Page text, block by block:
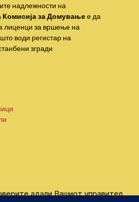
надлежности на
Комисија за Домувањее да
лиценци за вршење на
води регистар на
згради
адали Вашиот управител